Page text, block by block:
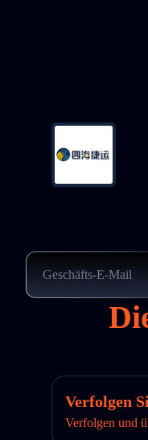
Verfolgen
Verfolgen und